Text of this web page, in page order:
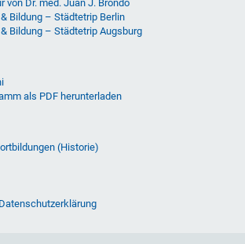
von Dr. med. Juan J. Brondo
Bildung – Städtetrip Berlin
Bildung – Städtetrip Augsburg
als PDF herunterladen
(Historie)